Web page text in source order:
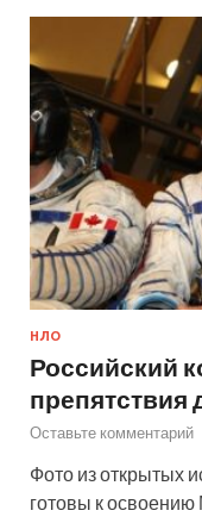
НЛО
Российский
препятствия
Оставьте комментарий
Фото из открытых
готовы к